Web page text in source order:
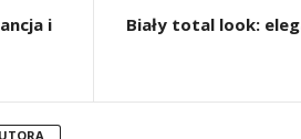
i
Biały total look: